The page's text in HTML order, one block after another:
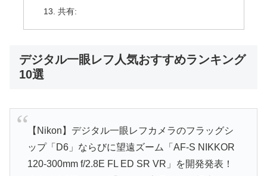
共有:
デジタル一眼レフ人気おすすめランキング
10選
【Nikon】デジタル一眼レフカメラのフラッグシ
ップ「D6」ならびに望遠ズーム「AF-S NIKKOR
120-300mm f/2.8E FL ED SR VR」を開発発表！